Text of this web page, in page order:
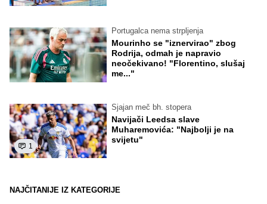
Portugalca nema strpljenja
Mourinho se "iznervirao" zbog
Rodrija, odmah je napravio
neočekivano! "Florentino, slušaj
me..."
1
Sjajan meč bh. stopera
Navijači Leedsa slave
Muharemovića: "Najbolji je na
svijetu"
NAJČITANIJE IZ KATEGORIJE